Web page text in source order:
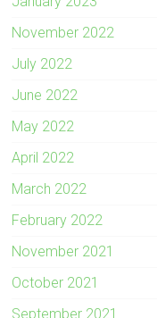
November 2022
July 2022
June 2022
May 2022
April 2022
March 2022
February 2022
November 2021
October 2021
September 2021